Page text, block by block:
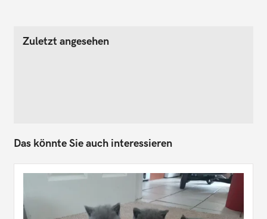
Zuletzt angesehen
Das könnte Sie auch interessieren